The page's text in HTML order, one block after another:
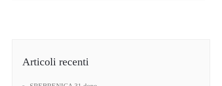
Articoli recenti